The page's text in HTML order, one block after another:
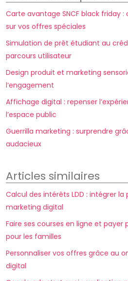
Carte avantage SNCF black friday
sur vos offres spéciales
Simulation de prêt étudiant au
parcours utilisateur
Design produit et marketing
l’engagement
Affichage digital : repenser
l’espace public
Guerrilla marketing : surprendre
audacieux
Articles similaires
Calcul des intérêts LDD : intégrer
marketing digital
Faire ses courses en ligne et payer
pour les familles
Personnaliser vos offres grâce au
digital